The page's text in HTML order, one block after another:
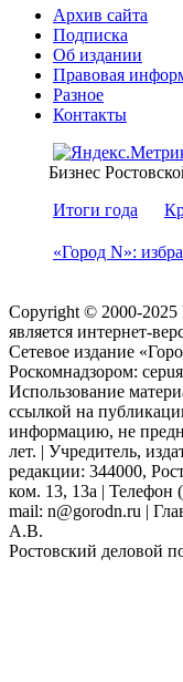
Архив сайта
Подписка
Об издании
Правовая
Разное
Контакты
Бизнес
Итоги года
«Город N»:
Copyright © 2000-2025
является интернет-
Сетевое издание
Роскомнадзором:
Использование
ссылкой на
информацию, не
лет. | Учредитель,
редакции: 344000,
ком. 13, 13а | Телефон
mail: n@gorodn.ru |
А.В.
Ростовский деловой